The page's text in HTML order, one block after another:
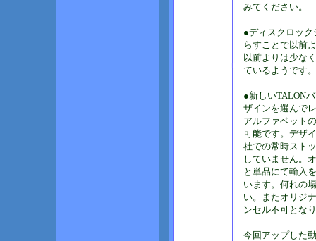
みてください。
●ディスクロッ
らすことで以前
以前よりは少な
ているようです。
●新しいTALON
ザインを選んで
アルファベット
可能です。デザ
社での常時スト
していません。
と単品にて輸入
います。何れの
い。またオリジ
ンセル不可とな
今回アップした